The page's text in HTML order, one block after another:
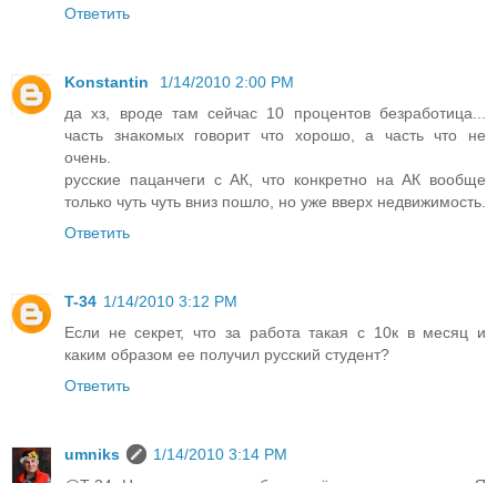
Ответить
Konstantin
1/14/2010 2:00 PM
да хз, вроде там сейчас 10 процентов безработица...
часть знакомых говорит что хорошо, а часть что не
очень.
русские пацанчеги с АК, что конкретно на АК вообще
только чуть чуть вниз пошло, но уже вверх недвижимость.
Ответить
T-34 1/14/2010 3:12 PM
Если не секрет, что за работа такая с 10к в месяц и
каким образом ее получил русский студент?
Ответить
umniks
1/14/2010 3:14 PM